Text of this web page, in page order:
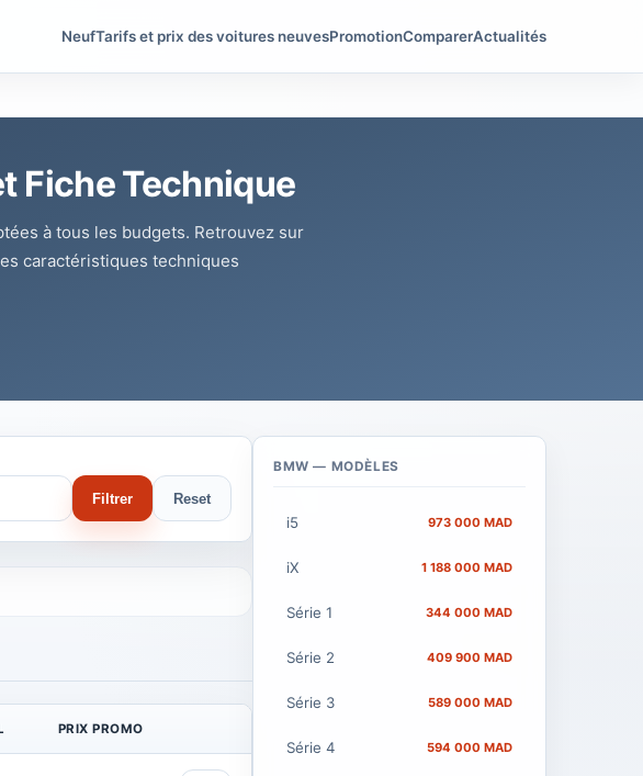
NeufTarifs et prix des voitures neuvesPromotionComparerActualités
Fiche Technique
à tous les budgets. Retrouvez sur
caractéristiques techniques
Filtrer Reset
PRIX PROMO
BMW — MODÈLES
i5 973 000 MAD
iX 1 188 000 MAD
Série 1 344 000 MAD
Série 2 409 900 MAD
Série 3 589 000 MAD
Série 4 594 000 MAD